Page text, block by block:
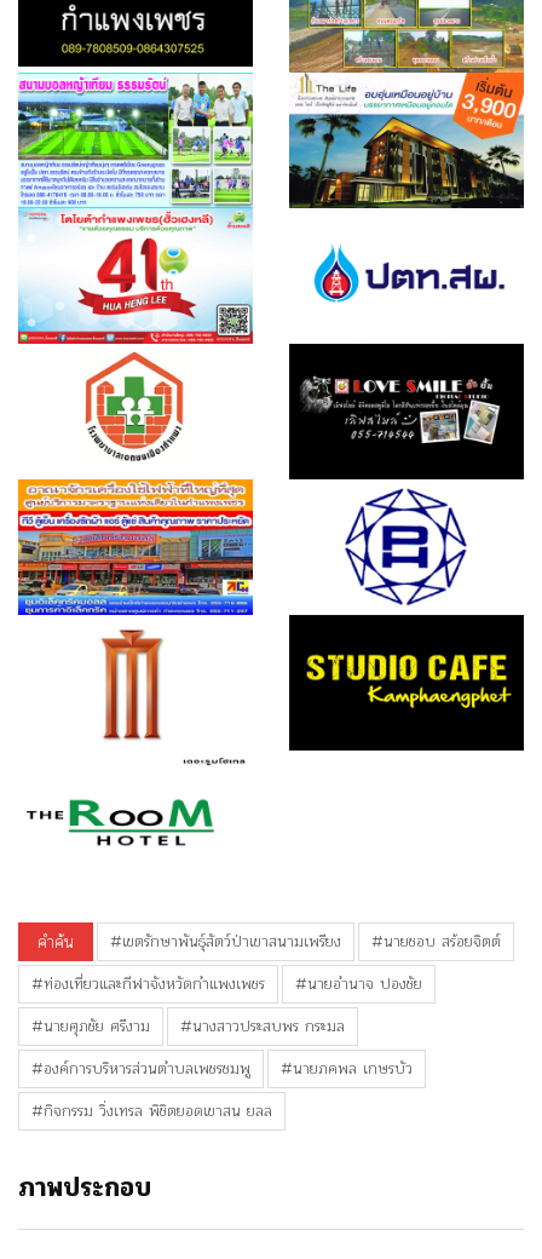
คำค้น #เขตรักษาพันธุ์สัตว์ป่าเขาสนามเพรียง
#นายชอบ สร้อยจิตต์
#ท่องเที่ยวและกีฬาจังหวัดกำแพงเพชร
#นายอำนาจ ปองชัย
#นายศุภชัย ศรีงาม
#นางสาวประสบพร กระมล
#องค์การบริหารส่วนตำบลเพชรชมพู
#นายภคพล เกษรบัว
#กิจกรรม วิ่งเทรล พิชิตยอดเขาสน ยลล
ภาพประกอบ